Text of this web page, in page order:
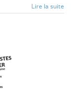
Lire la suite